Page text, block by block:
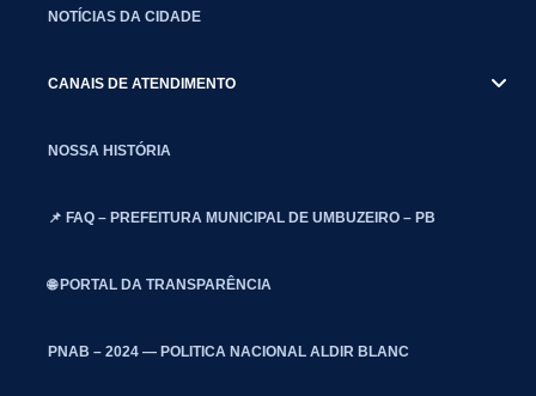
NOTÍCIAS DA CIDADE
CANAIS DE ATENDIMENTO
NOSSA HISTÓRIA
📌 FAQ – PREFEITURA MUNICIPAL DE UMBUZEIRO – PB
🌐 PORTAL DA TRANSPARÊNCIA
PNAB – 2024 — POLITICA NACIONAL ALDIR BLANC